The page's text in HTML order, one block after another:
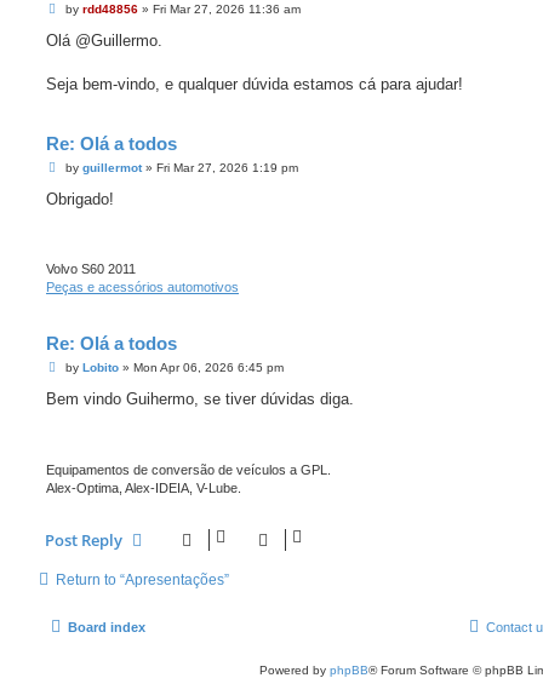
P
s
by rdd48856» Fri Mar 27, 2026 11:36 am
Olá @Guillermo.
Seja bem-vindo, e qualquer dúvida estamos cá para ajudar!
Re: Olá a todos
P
s
by guillermot» Fri Mar 27, 2026 1:19 pm
Obrigado!
Volvo S60 2011
Peças e acessórios automotivos
Re: Olá a todos
P
s
by Lobito» Mon Apr 06, 2026 6:45 pm
Bem vindo Guihermo, se tiver dúvidas diga.
Equipamentos de conversão de veículos a GPL.
Alex-Optima, Alex-IDEIA, V-Lube.
Post Reply
Return to “Apresentações”
Board index Contact
Powered by phpBB® Forum Software © phpBB